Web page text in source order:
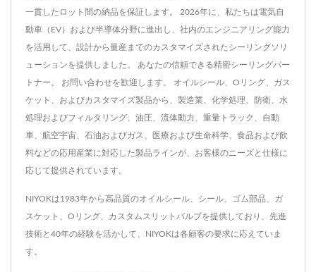
一貫したロット間の納品を保証します。 2026年に、私たちは電気自
動車（EV）および半導体分野に進出し、社内のエンジニアリング能力
を活用して、設計から量産までのカスタマイズされたシーリングソリ
ューションを提供しました。 あなたの信頼できる精密シーリングパー
トナー。 お問い合わせを歓迎します。 オイルシール、Oリング、ガス
ケット、およびカスタマイズ製品から、製造業、化学処理、防衛、水
処理およびフィルタリング、油圧、流体動力、重量トラック、自動
車、航空宇宙、石油およびガス、医療および生命科学、食品および飲
料などの応用産業に対応した製品ラインが、お客様のニーズと仕様に
応じて提供されています。
NIYOKは1983年から高品質のオイルシール、シール、ゴム部品、ガ
スケット、Oリング、カスタムスリットバルブを提供しており、先進
技術と40年の経験を活かして、NIYOKは各顧客の要求に応えていま
す。